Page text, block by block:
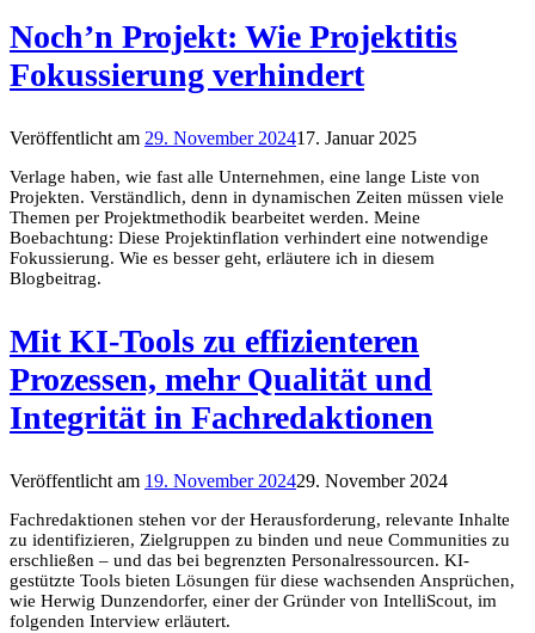
Noch’n Projekt: Wie Projektitis
Fokussierung verhindert
Veröffentlicht am 29. November 202417. Januar 2025
Verlage haben, wie fast alle Unternehmen, eine lange Liste von
Projekten. Verständlich, denn in dynamischen Zeiten müssen viele
Themen per Projektmethodik bearbeitet werden. Meine
Boebachtung: Diese Projektinflation verhindert eine notwendige
Fokussierung. Wie es besser geht, erläutere ich in diesem
Blogbeitrag.
Mit KI-Tools zu effizienteren
Prozessen, mehr Qualität und
Integrität in Fachredaktionen
Veröffentlicht am 19. November 202429. November 2024
Fachredaktionen stehen vor der Herausforderung, relevante Inhalte
zu identifizieren, Zielgruppen zu binden und neue Communities zu
erschließen – und das bei begrenzten Personalressourcen. KI-
gestützte Tools bieten Lösungen für diese wachsenden Ansprüchen,
wie Herwig Dunzendorfer, einer der Gründer von IntelliScout, im
folgenden Interview erläutert.